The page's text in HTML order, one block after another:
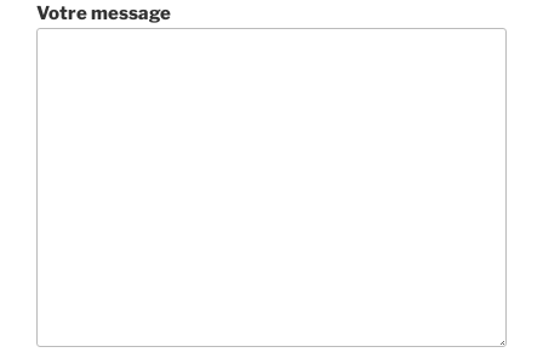
Votre message